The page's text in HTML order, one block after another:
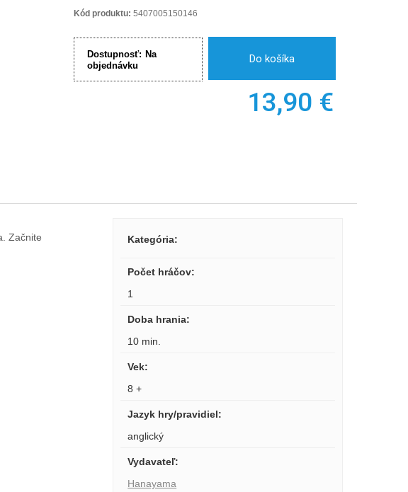
Kód produktu: 5407005150146
Dostupnosť: Na
objednávku
Do košíka
13,90 €
Začnite
Kategória:
Počet hráčov:
1
Doba hrania:
10 min.
Vek:
8 +
Jazyk hry/pravidiel:
anglický
Vydavateľ:
Hanayama